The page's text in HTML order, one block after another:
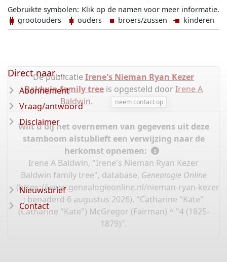
Klik op de namen voor meer informatie.
Gebruikte symbolen:
grootouders
ouders broers/zussen kinderen
De publicatie Irene's Nieman Ryan Kezer
Baldwin family tree is opgesteld doorIrene A
Baldwin. neem contact op
Wilt u bij het overnemen van gegevens uit deze
stamboom alstublieft een verwijzing naar de
herkomst opnemen:
Irene A Baldwin, "Irene's Nieman Ryan Kezer
Baldwin family tree", database, Genealogie Online
(https://www.genealogieonline.nl/nieman-ryan-kezer-
: benaderd 6 augustus 2026), "Catharine "Kate"
(Catharine "Kate") McGregor (Fairman) ^ "4 (1825-
1879)".
Direct naar ...
Abonnement
Vraag/antwoord
Disclaimer
Nieuwsbrief
Contact